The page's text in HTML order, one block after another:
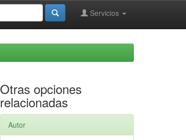
Servicios
Otras opciones
relacionadas
Autor